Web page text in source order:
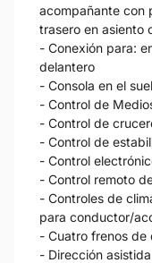
acompañante con
trasero en asiento
- Conexión para:
delantero
- Consola en el
- Control de
- Control de
- Control de
- Control
- Control remoto
- Controles de
para conductor/
- Cuatro frenos de
- Dirección